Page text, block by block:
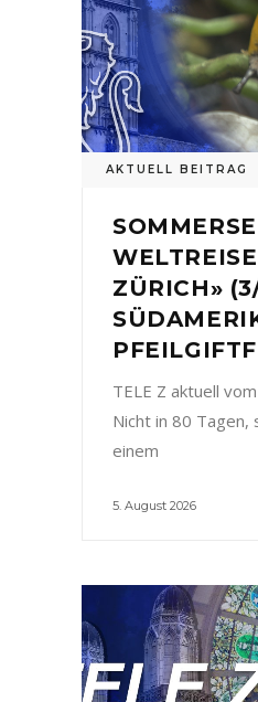
AKTUELL BEITRAG
ZÜRICH»
TELE Z aktuell
Nicht in 80 Tagen,
einem
5. August 2026